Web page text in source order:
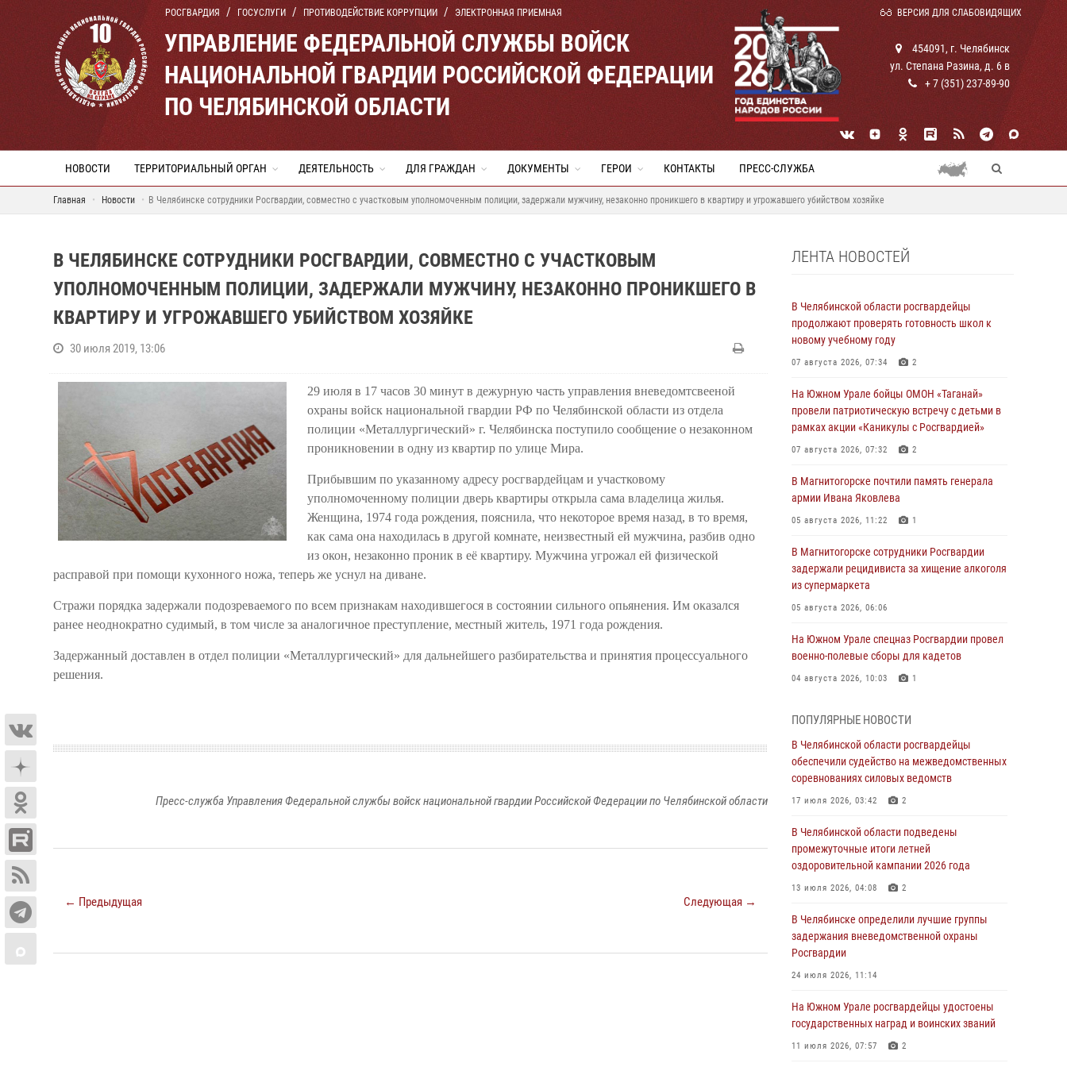
РОСГВАРДИЯ ГОСУСЛУГИ ПРОТИВОДЕЙСТВИЕ КОРРУПЦИИ ЭЛЕКТРОННАЯ ПРИЕМНАЯ ВЕРСИЯ ДЛЯ СЛАБОВИДЯЩИХ
УПРАВЛЕНИЕ ФЕДЕРАЛЬНОЙ СЛУЖБЫ ВОЙСК
НАЦИОНАЛЬНОЙ ГВАРДИИ РОССИЙСКОЙ ФЕДЕРАЦИИ
ПО ЧЕЛЯБИНСКОЙ ОБЛАСТИ
454091, г. Челябинск
ул. Степана Разина, д. 6 в
+ 7 (351) 237-89-90
НОВОСТИ ТЕРРИТОРИАЛЬНЫЙ ОРГАН ДЕЯТЕЛЬНОСТЬ ДЛЯ ГРАЖДАН ДОКУМЕНТЫ ГЕРОИ КОНТАКТЫ ПРЕСС-СЛУЖБА
Главная Новости В Челябинске сотрудники Росгвардии, совместно с участковым уполномоченным полиции, задержали мужчину, незаконно проникшего в квартиру и угрожавшего убийством хозяйке
В ЧЕЛЯБИНСКЕ СОТРУДНИКИ РОСГВАРДИИ, СОВМЕСТНО С УЧАСТКОВЫМ
УПОЛНОМОЧЕННЫМ ПОЛИЦИИ, ЗАДЕРЖАЛИ МУЖЧИНУ, НЕЗАКОННО ПРОНИКШЕГО В
КВАРТИРУ И УГРОЖАВШЕГО УБИЙСТВОМ ХОЗЯЙКЕ
30 июля 2019, 13:06
29 июля в 17 часов 30 минут в дежурную часть управления вневедомтсвееной
охраны войск национальной гвардии РФ по Челябинской области из отдела
полиции «Металлургический» г. Челябинска поступило сообщение о незаконном
проникновении в одну из квартир по улице Мира.
Прибывшим по указанному адресу росгвардейцам и участковому
уполномоченному полиции дверь квартиры открыла сама владелица жилья.
Женщина, 1974 года рождения, пояснила, что некоторое время назад, в то время,
как сама она находилась в другой комнате, неизвестный ей мужчина, разбив одно
из окон, незаконно проник в её квартиру. Мужчина угрожал ей физической
расправой при помощи кухонного ножа, теперь же уснул на диване.
Стражи порядка задержали подозреваемого по всем признакам находившегося в состоянии сильного опьянения. Им оказался
ранее неоднократно судимый, в том числе за аналогичное преступление, местный житель, 1971 года рождения.
Задержанный доставлен в отдел полиции «Металлургический» для дальнейшего разбирательства и принятия процессуального
решения.
Пресс-служба Управления Федеральной службы войск национальной гвардии Российской Федерации по Челябинской области
← Предыдущая Следующая →
ЛЕНТА НОВОСТЕЙ
В Челябинской области росгвардейцы
продолжают проверять готовность школ к
новому учебному году
07 августа 2026, 07:34 2
На Южном Урале бойцы ОМОН «Таганай»
провели патриотическую встречу с детьми в
рамках акции «Каникулы с Росгвардией»
07 августа 2026, 07:32 2
В Магнитогорске почтили память генерала
армии Ивана Яковлева
05 августа 2026, 11:22 1
В Магнитогорске сотрудники Росгвардии
задержали рецидивиста за хищение алкоголя
из супермаркета
05 августа 2026, 06:06
На Южном Урале спецназ Росгвардии провел
военно-полевые сборы для кадетов
04 августа 2026, 10:03 1
воров в Челябинске
04 августа 2026, 10:00
На Южном Урале сотрудники Росгвардии
задержали подозреваемого в совершении
03 августа 2026, 11:41
В Челябинской области росгвардейцами по
горячим следам задержан подозреваемый в
03 августа 2026, 11:25
Росгвардейцы обеспечили безопасность
празднования Дня ВДВ на Южном Урале
Авиация Росгвардии совершила более 250
санитарных вылетов в Донецкой Народной
ПОПУЛЯРНЫЕ НОВОСТИ
В Челябинской области росгвардейцы
обеспечили судейство на межведомственных
соревнованиях силовых ведомств
17 июля 2026, 03:42 2
В Челябинской области подведены
промежуточные итоги летней
оздоровительной кампании 2026 года
13 июля 2026, 04:08 2
В Челябинске определили лучшие группы
задержания вневедомственной охраны
Росгвардии
24 июля 2026, 11:14
На Южном Урале росгвардейцы удостоены
государственных наград и воинских званий
11 июля 2026, 07:57 2